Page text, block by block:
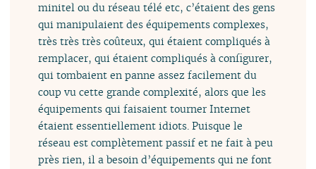
minitel ou du réseau télé etc, c’étaient des gens
qui manipulaient des équipements complexes,
très très très coûteux, qui étaient compliqués à
remplacer, qui étaient compliqués à configurer,
qui tombaient en panne assez facilement du
coup vu cette grande complexité, alors que les
équipements qui faisaient tourner Internet
étaient essentiellement idiots. Puisque le
réseau est complètement passif et ne fait à peu
près rien, il a besoin d’équipements qui ne font